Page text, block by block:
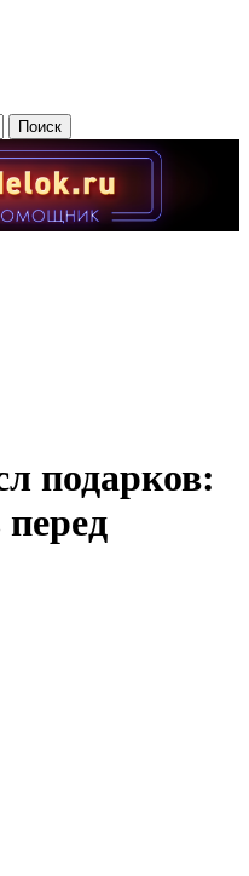
подарков: